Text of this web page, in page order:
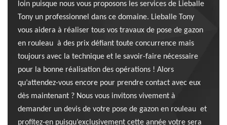
loin puisque nous vous proposons les services de Lieballe
Tony un professionnel dans ce domaine. Lieballe Tony
vous aidera à réaliser tous vos travaux de pose de gazon
en rouleau à des prix défiant toute concurrence mais
toujours avec la technique et le savoir-faire nécessaire
pour la bonne réalisation des opérations ! Alors
qu’attendez-vous encore pour prendre contact avec eux
dès maintenant ? Nous vous invitons vivement à
demander un devis de votre pose de gazon en rouleau et
profitez-en puisqu’exclusivement cette année votre sera